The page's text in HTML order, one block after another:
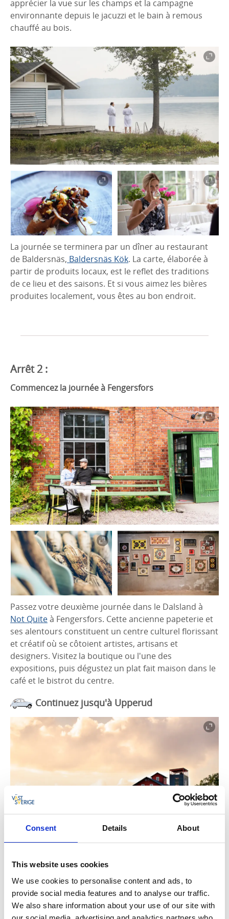
Consent Details About
This website uses cookies
We use cookies to personalise content and ads, to
provide social media features and to analyse our traffic.
We also share information about your use of our site with
apprécier la vue sur les champs et la campagne
environnante depuis le jacuzzi et le bain à remous
chauffé au bois.
La journée se terminera par un dîner au restaurant
de Baldersnäs, Baldersnäs Kök. La carte, élaborée à
partir de produits locaux, est le reflet des traditions
de ce lieu et des saisons. Et si vous aimez les bières
produites localement, vous êtes au bon endroit.
Arrêt 2 :
Commencez la journée à Fengersfors
Passez votre deuxième journée dans le Dalsland à
Not Quiteà Fengersfors. Cette ancienne papeterie et
ses alentours constituent un centre culturel florissant
et créatif où se côtoient artistes, artisans et
designers. Visitez la boutique ou l'une des
expositions, puis dégustez un plat fait maison dans le
café et le bistrot du centre.
Continuez jusqu'à Upperud